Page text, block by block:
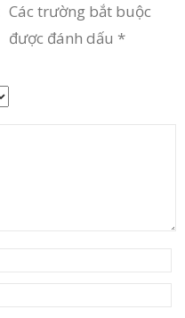
Các trường bắt buộc
được đánh dấu *